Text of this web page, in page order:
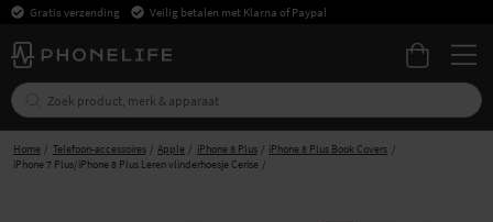
Gratis verzending Veilig betalen met Klarna of Paypal
Home Telefoon-accessoires Apple iPhone 8 Plus
iPhone 8 Plus Book Covers
iPhone 7 Plus/iPhone 8 Plus Leren vlinderhoesje Cerise